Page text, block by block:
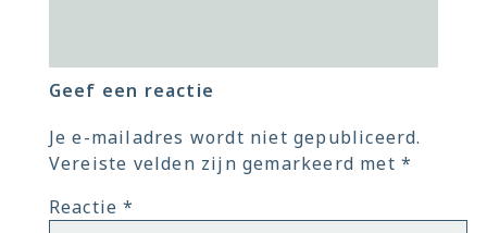
Geef een reactie
Je e-mailadres wordt niet gepubliceerd.
Vereiste velden zijn gemarkeerd met *
Reactie*